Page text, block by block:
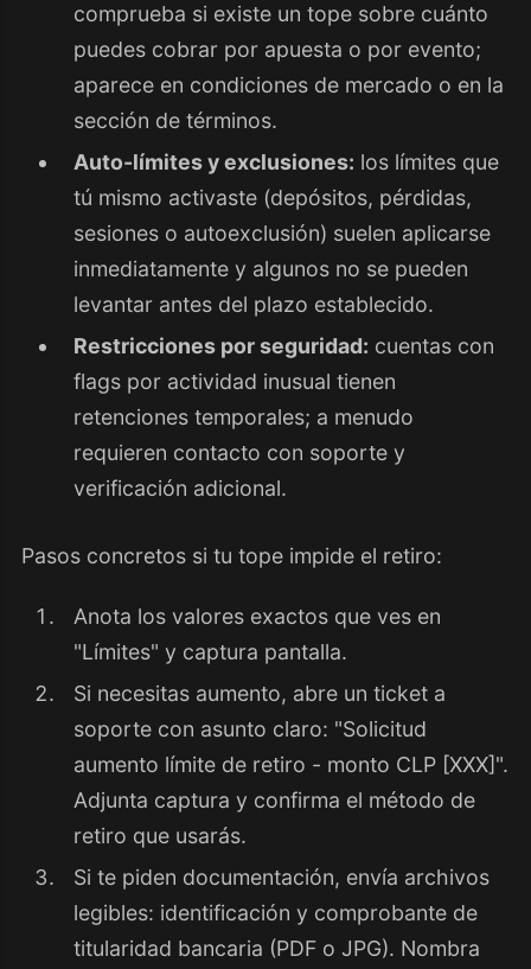
comprueba si existe un tope sobre cuánto
puedes cobrar por apuesta o por evento;
aparece en condiciones de mercado o en la
sección de términos.
Auto-límites y exclusiones: los límites que
tú mismo activaste (depósitos, pérdidas,
sesiones o autoexclusión) suelen aplicarse
inmediatamente y algunos no se pueden
levantar antes del plazo establecido.
Restricciones por seguridad: cuentas con
flags por actividad inusual tienen
retenciones temporales; a menudo
requieren contacto con soporte y
verificación adicional.
Pasos concretos si tu tope impide el retiro:
Anota los valores exactos que ves en
"Límites" y captura pantalla.
Si necesitas aumento, abre un ticket a
soporte con asunto claro: "Solicitud
aumento límite de retiro - monto CLP [XXX]".
Adjunta captura y confirma el método de
retiro que usarás.
Si te piden documentación, envía archivos
legibles: identificación y comprobante de
titularidad bancaria (PDF o JPG). Nombra